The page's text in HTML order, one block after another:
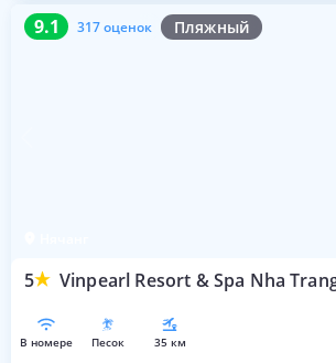
9.1 317 оценок Пляжный
5 Vinpearl Resort & Spa Nha
9.1 317 оценок
в номере песок 35 км